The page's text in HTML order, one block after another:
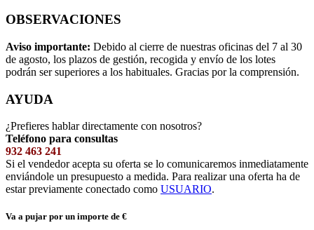
OBSERVACIONES
Aviso importante: Debido al cierre de nuestras oficinas del 7 al 30
de agosto, los plazos de gestión, recogida y envío de los lotes
podrán ser superiores a los habituales. Gracias por la comprensión.
AYUDA
¿Prefieres hablar directamente con nosotros?
Teléfono para consultas
932 463 241
Si el vendedor acepta su oferta se lo comunicaremos inmediatamente
enviándole un presupuesto a medida. Para realizar una oferta ha de
estar previamente conectado como USUARIO.
Va a pujar por un importe de €